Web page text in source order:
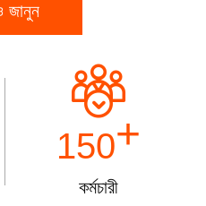
150+
কর্মচারী